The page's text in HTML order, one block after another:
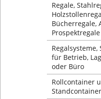
Regale,
Bücherregale,
Prospektregale
Regalsysteme,
für Betrieb,
oder Büro
Rollcontainer
Standcontainer